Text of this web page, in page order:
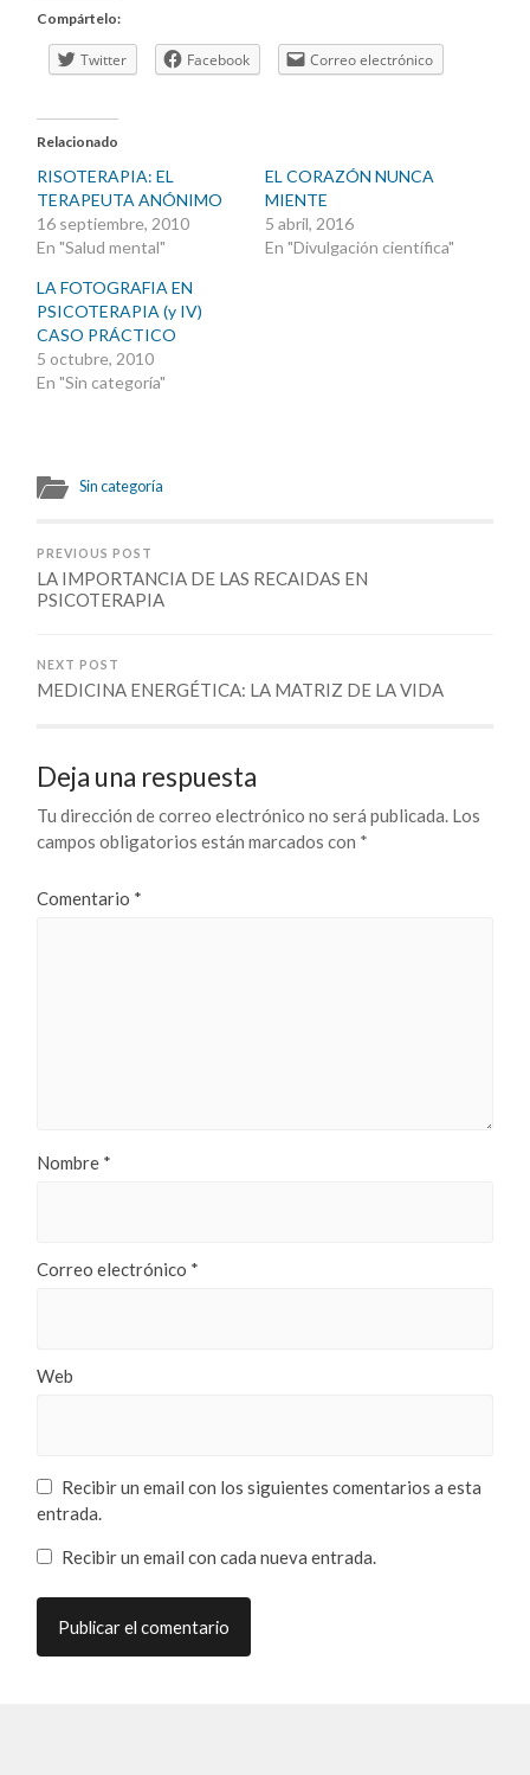
Compártelo:
Twitter Facebook Correo electrónico
Relacionado
RISOTERAPIA: EL
TERAPEUTA ANÓNIMO
16 septiembre, 2010
En "Salud mental"
EL CORAZÓN NUNCA
MIENTE
5 abril, 2016
En "Divulgación científica"
LA FOTOGRAFIA EN
PSICOTERAPIA (y IV)
CASO PRÁCTICO
5 octubre, 2010
En "Sin categoría"
Sin categoría
PREVIOUS POST
LA IMPORTANCIA DE LAS RECAIDAS EN
PSICOTERAPIA
NEXT POST
MEDICINA ENERGÉTICA: LA MATRIZ DE LA VIDA
Deja una respuesta
Tu dirección de correo electrónico no será publicada. Los
campos obligatorios están marcados con *
Comentario *
Nombre *
Correo electrónico *
Web
Recibir un email con los siguientes comentarios a esta
entrada.
Recibir un email con cada nueva entrada.